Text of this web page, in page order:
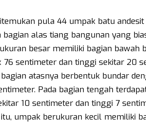
pula 44 umpak batu
bagian alas tiang bangunan yang
besar memiliki bagian bawah
76 sentimeter dan tinggi sekitar 20
atasnya berbentuk bundar
Pada bagian tengah
10 sentimeter dan tinggi 7
umpak berukuran kecil memiliki